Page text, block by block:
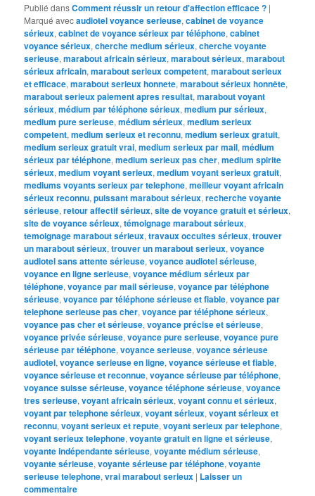
Publié dansComment réussir un retour d'affection efficace ? |
Marqué avecaudiotel voyance serieuse,cabinet de voyance
sérieux,cabinet de voyance sérieux par téléphone,cabinet
voyance sérieux,cherche medium sérieux,cherche voyante
serieuse,marabout africain sérieux,marabout sérieux,marabout
sérieux africain,marabout serieux competent,marabout serieux
et efficace,marabout serieux honnete,marabout sérieux honnête,
marabout serieux paiement apres resultat,marabout voyant
sérieux,médium par téléphone sérieux,medium pur sérieux,
medium pure serieuse,médium sérieux,medium serieux
competent,medium serieux et reconnu,medium serieux gratuit,
medium serieux gratuit vrai,medium serieux par mail,médium
sérieux par téléphone,medium serieux pas cher,medium spirite
sérieux,medium voyant serieux,medium voyant serieux gratuit,
mediums voyants serieux par telephone,meilleur voyant africain
sérieux reconnu,puissant marabout sérieux,recherche voyante
sérieuse,retour affectif sérieux,site de voyance gratuit et sérieux,
site de voyance sérieux,témoignage marabout sérieux,
temoignage marabout sérieux,travaux occultes sérieux,trouver
un marabout sérieux,trouver un marabout serieux,voyance
audiotel sans attente sérieuse,voyance audiotel sérieuse,
voyance en ligne serieuse,voyance médium sérieux par
téléphone,voyance par mail sérieuse,voyance par téléphone
sérieuse,voyance par téléphone sérieuse et fiable,voyance par
telephone serieuse pas cher,voyance par téléphone sérieux,
voyance pas cher et sérieuse,voyance précise et sérieuse,
voyance privée sérieuse,voyance pure serieuse,voyance pure
sérieuse par téléphone,voyance serieuse,voyance sérieuse
audiotel,voyance serieuse en ligne,voyance sérieuse et fiable,
voyance sérieuse et reconnue,voyance sérieuse par téléphone,
voyance suisse sérieuse,voyance téléphone sérieuse,voyance
tres serieuse,voyant africain sérieux,voyant connu et sérieux,
voyant par telephone sérieux,voyant sérieux,voyant sérieux et
reconnu,voyant serieux et repute,voyant serieux par telephone,
voyant serieux telephone,voyante gratuit en ligne et sérieuse,
voyante indépendante sérieuse,voyante médium sérieuse,
voyante sérieuse,voyante sérieuse par téléphone,voyante
serieuse telephone,vrai marabout serieux | Laisser un
commentaire